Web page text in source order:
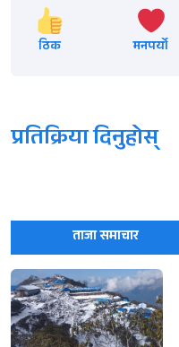
ठिक मनपर्यो
प्रतिक्रिया दिनुहोस्
ताजा समाचार